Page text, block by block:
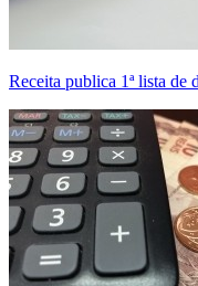
Receita publica 1ª lista de